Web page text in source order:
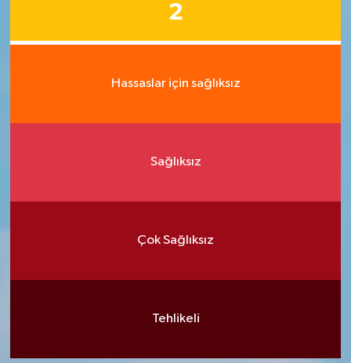
2
Hassaslar için sağlıksız
Sağlıksız
Çok Sağlıksız
Tehlikeli